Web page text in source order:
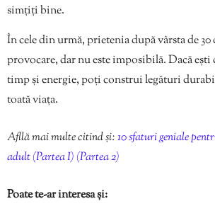
simțiți bine.
În cele din urmă, prietenia după vârsta de 30
provocare, dar nu este imposibilă. Dacă ești
timp și energie, poți construi legături
toată viața.
Afllă mai multe citind și:10 sfaturi geniale
adult (Partea I) (Partea 2)
Poate te-ar interesa și: